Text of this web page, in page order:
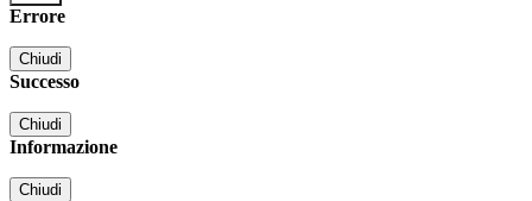
Errore
Chiudi
Successo
Chiudi
Informazione
Chiudi